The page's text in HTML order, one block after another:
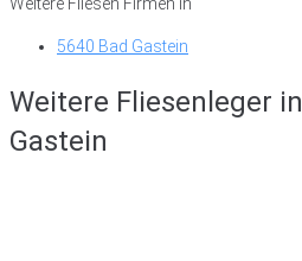
5640 Bad Gastein
Weitere Fliesenleger in
Gastein